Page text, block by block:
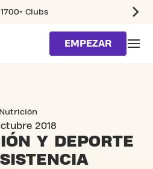
1700+ Clubs
EMPEZAR
Nutrición
2018
Y DEPORTE